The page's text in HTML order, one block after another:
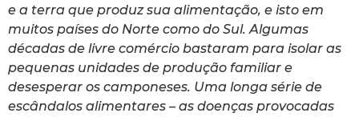
e a terra que produz sua alimentação, e isto em
muitos países do Norte como do Sul. Algumas
décadas de livre comércio bastaram para isolar as
pequenas unidades de produção familiar e
desesperar os camponeses. Uma longa série de
escândalos alimentares – as doenças provocadas